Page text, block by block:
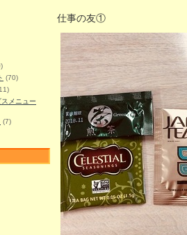
(70)
メニュー
(7)
仕事の友①